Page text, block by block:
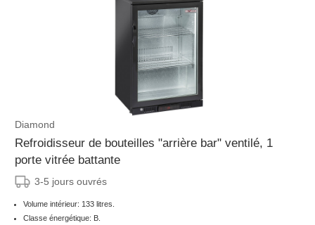
Diamond
Refroidisseur de bouteilles "arrière bar" ventilé, 1
porte vitrée battante
3-5 jours ouvrés
Volume intérieur: 133 litres.
Classe énergétique: B.